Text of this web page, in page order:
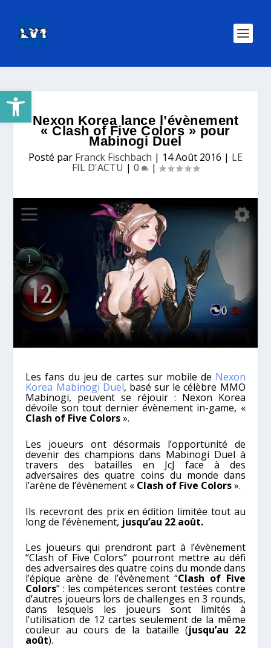
Ouvrir la barre d’outils
Nexon Korea lance l’évènement
« Clash of Five Colors » pour
Mabinogi Duel
Posté par Franck Fischbach | 14 Août 2016 | LE
FIL D'ACTU | 0 |
Les fans du jeu de cartes sur mobile de Nexon
Korea Mabinogi Duel, basé sur le célèbre MMO
Mabinogi, peuvent se réjouir : Nexon Korea
dévoile son tout dernier évènement in-game, «
Clash of Five Colors».
Les joueurs ont désormais l’opportunité de
devenir des champions dans Mabinogi Duel à
travers des batailles en JcJ face à des
adversaires des quatre coins du monde dans
l’arène de l’évènement « Clash of Five Colors».
Ils recevront des prix en édition limitée tout au
long de l’évènement, jusqu’au 22 août.
Les joueurs qui prendront part à l’évènement
“Clash of Five Colors” pourront mettre au défi
des adversaires des quatre coins du monde dans
l’épique arène de l’évènement “Clash of Five
Colors” : les compétences seront testées contre
d’autres joueurs lors de challenges en 3 rounds,
dans lesquels les joueurs sont limités à
l’utilisation de 12 cartes seulement de la même
couleur au cours de la bataille (jusqu’au 22
août).